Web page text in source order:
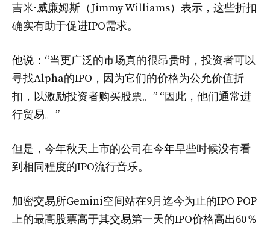
吉米·威廉姆斯（Jimmy Williams）表示，这些折扣
确实有助于促进IPO需求。
他说：“当更广泛的市场真的很昂贵时，投资者可以
寻找Alpha的IPO，因为它们的价格为公允价值折
扣，以激励投资者购买股票。” “因此，他们通常进
行贸易。”
但是，今年秋天上市的公司在今年早些时候没有看
到相同程度的IPO流行音乐。
加密交易所Gemini空间站在9月迄今为止的IPO POP
上的最高股票高于其交易第一天的IPO价格高出60％